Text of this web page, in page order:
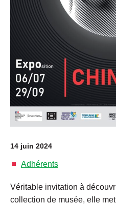
14 juin 2024
Adhérents
Véritable invitation à
collection de musée, elle